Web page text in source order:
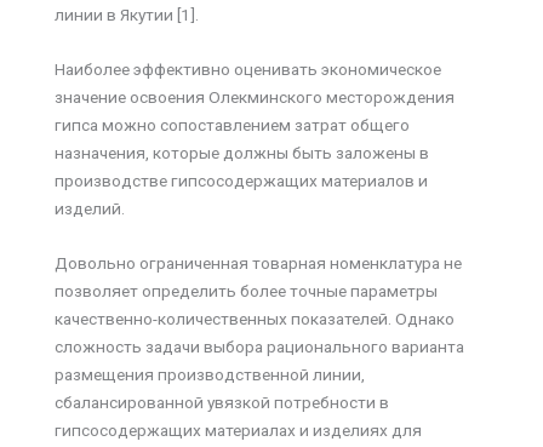
линии в Якутии [1].
Наиболее эффективно оценивать экономическое
значение освоения Олекминского месторождения
гипса можно сопоставлением затрат общего
назначения, которые должны быть заложены в
производстве гипсосодержащих материалов и
изделий.
Довольно ограниченная товарная номенклатура не
позволяет определить более точные параметры
качественно-количественных показателей. Однако
сложность задачи выбора рационального варианта
размещения производственной линии,
сбалансированной увязкой потребности в
гипсосодержащих материалах и изделиях для